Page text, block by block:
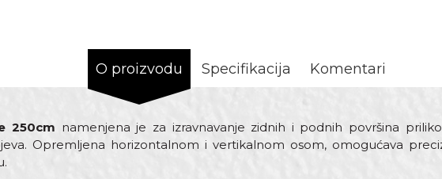
O proizvodu Specifikacija Komentari
250cm namenjena je za izravnavanje zidnih i podnih površina
Opremljena horizontalnom i vertikalnom osom, omogućava